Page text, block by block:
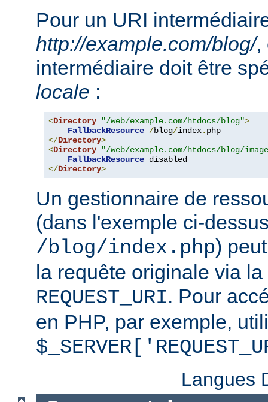
Pour un URI
http://example.com/blog/,
intermédiaire doit être
locale :
<Directory "/web/example.com/htdocs/blog">
FallbackResource /blog/index.
</Directory>
<Directory
"/web/example.com/htdocs/blog/
FallbackResource
</Directory>
Un gestionnaire de
(dans l'exemple ci-
/blog/index.php)
la requête originale via
REQUEST_URI. Pour
en PHP, par exemple,
Langues